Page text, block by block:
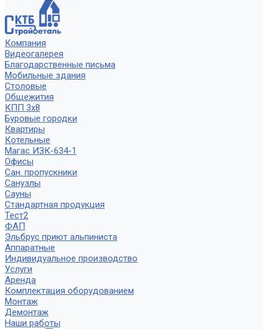
Компания
Видеогалерея
Благодарственные письма
Мобильные здания
Столовые
Общежития
КПП 3х8
Буровые городки
Квартиры
Котельные
Магас ИЗК-634-1
Офисы
Сан. пропускники
Санузлы
Сауны
Стандартная продукция
Тест2
ФАП
Эльбрус приют альпиниста
Аппаратные
Индивидуальное производство
Услуги
Аренда
Комплектация оборудованием
Монтаж
Демонтаж
Наши работы